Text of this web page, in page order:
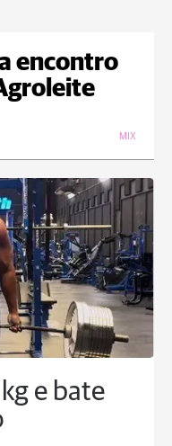
encontro
MIX
e bate